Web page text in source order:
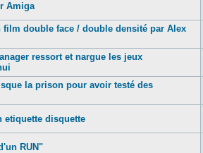
Amiga
film double face / double densité par Alex
ressort et nargue les jeux
la prison pour avoir testé des
etiquette disquette
RUN"